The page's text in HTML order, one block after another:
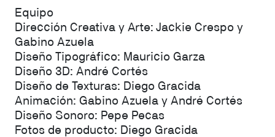
Equipo
Dirección Creativa y Arte: Jackie Crespo y
Gabino Azuela
Diseño Tipográfico: Mauricio Garza
Diseño 3D: André Cortés
Diseño de Texturas: Diego Gracida
Animación: Gabino Azuela y André Cortés
Diseño Sonoro: Pepe Pecas
Fotos de producto: Diego Gracida